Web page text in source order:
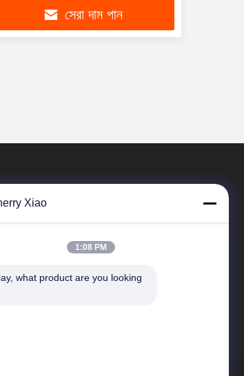
সেরা দাম পান
দ্রুত লিঙ্ক
Xiao
1:08 PM
what product are you looking